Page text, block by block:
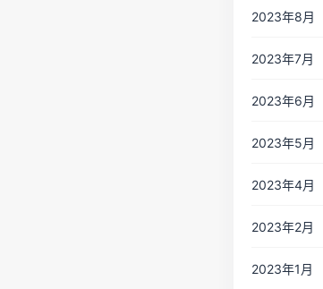
2023年8月
2023年7月
2023年6月
2023年5月
2023年4月
2023年2月
2023年1月